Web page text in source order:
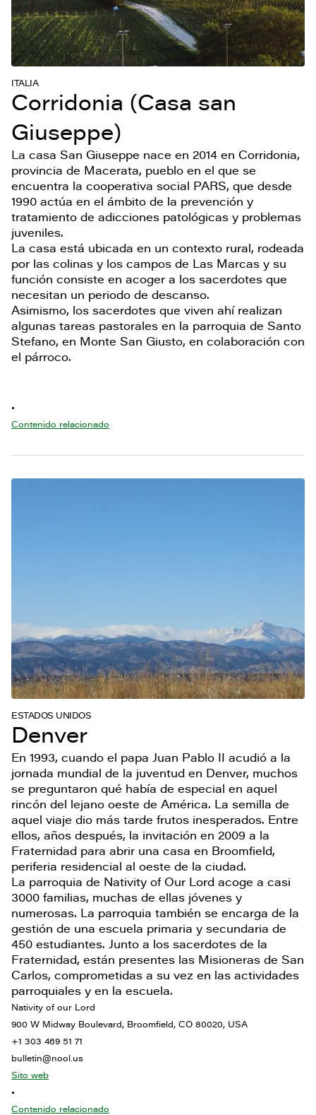
ITALIA
Corridonia (Casa san
Giuseppe)
La casa San Giuseppe nace en 2014 en Corridonia,
provincia de Macerata, pueblo en el que se
encuentra la cooperativa social PARS, que desde
1990 actúa en el ámbito de la prevención y
tratamiento de adicciones patológicas y problemas
juveniles.
La casa está ubicada en un contexto rural, rodeada
por las colinas y los campos de Las Marcas y su
función consiste en acoger a los sacerdotes que
necesitan un periodo de descanso.
Asimismo, los sacerdotes que viven ahí realizan
algunas tareas pastorales en la parroquia de Santo
Stefano, en Monte San Giusto, en colaboración con
el párroco.
•
Contenido relacionado
ESTADOS UNIDOS
Denver
En 1993, cuando el papa Juan Pablo II acudió a la
jornada mundial de la juventud en Denver, muchos
se preguntaron qué había de especial en aquel
rincón del lejano oeste de América. La semilla de
aquel viaje dio más tarde frutos inesperados. Entre
ellos, años después, la invitación en 2009 a la
Fraternidad para abrir una casa en Broomfield,
periferia residencial al oeste de la ciudad.
La parroquia de Nativity of Our Lord acoge a casi
3000 familias, muchas de ellas jóvenes y
numerosas. La parroquia también se encarga de la
gestión de una escuela primaria y secundaria de
450 estudiantes. Junto a los sacerdotes de la
Fraternidad, están presentes las Misioneras de San
Carlos, comprometidas a su vez en las actividades
parroquiales y en la escuela.
Nativity of our Lord
900 W Midway Boulevard, Broomfield, CO 80020, USA
+1 303 469 51 71
bulletin@nool.us
Sito web
•
Contenido relacionado